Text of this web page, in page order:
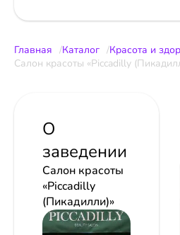
Главная Каталог Красота и
Салон красоты «Piccadilly
О
заведении
Салон красоты
«Piccadilly
(Пикадилли)»